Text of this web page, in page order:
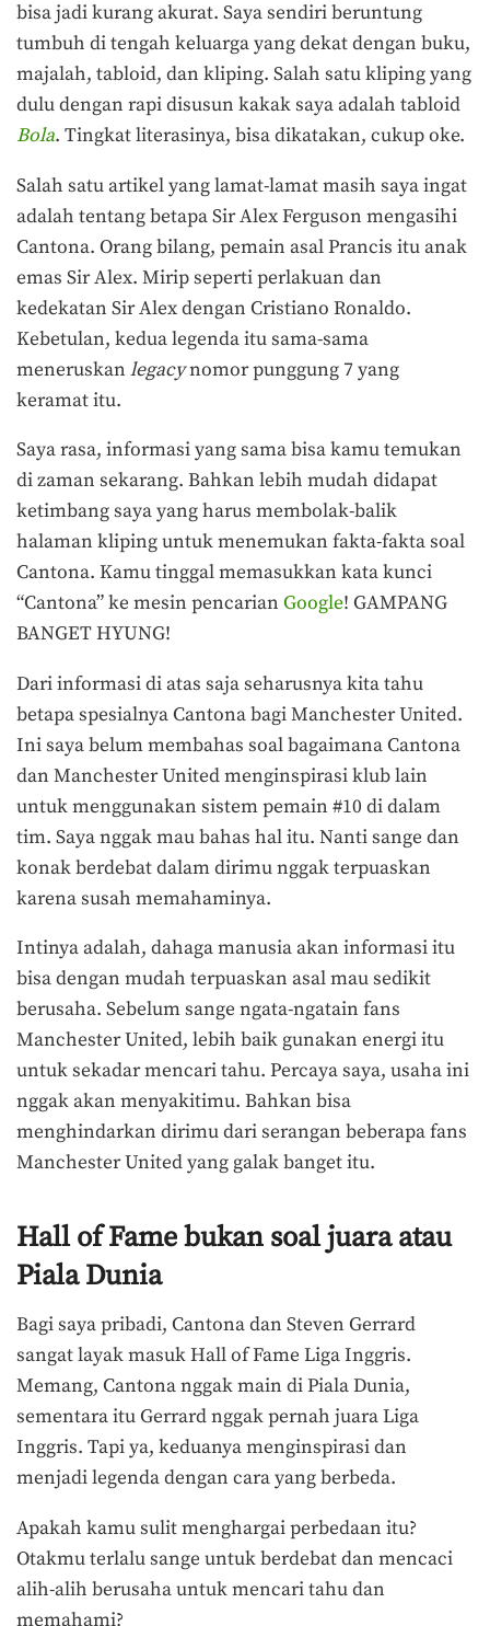
bisa jadi kurang akurat. Saya sendiri beruntung
tumbuh di tengah keluarga yang dekat dengan buku,
majalah, tabloid, dan kliping. Salah satu kliping yang
dulu dengan rapi disusun kakak saya adalah tabloid
Bola. Tingkat literasinya, bisa dikatakan, cukup oke.
Salah satu artikel yang lamat-lamat masih saya ingat
adalah tentang betapa Sir Alex Ferguson mengasihi
Cantona. Orang bilang, pemain asal Prancis itu anak
emas Sir Alex. Mirip seperti perlakuan dan
kedekatan Sir Alex dengan Cristiano Ronaldo.
Kebetulan, kedua legenda itu sama-sama
meneruskan legacynomor punggung 7 yang
keramat itu.
Saya rasa, informasi yang sama bisa kamu temukan
di zaman sekarang. Bahkan lebih mudah didapat
ketimbang saya yang harus membolak-balik
halaman kliping untuk menemukan fakta-fakta soal
Cantona. Kamu tinggal memasukkan kata kunci
“Cantona” ke mesin pencarian Google! GAMPANG
BANGET HYUNG!
Dari informasi di atas saja seharusnya kita tahu
betapa spesialnya Cantona bagi Manchester United.
Ini saya belum membahas soal bagaimana Cantona
dan Manchester United menginspirasi klub lain
untuk menggunakan sistem pemain #10 di dalam
tim. Saya nggak mau bahas hal itu. Nanti sange dan
konak berdebat dalam dirimu nggak terpuaskan
karena susah memahaminya.
Intinya adalah, dahaga manusia akan informasi itu
bisa dengan mudah terpuaskan asal mau sedikit
berusaha. Sebelum sange ngata-ngatain fans
Manchester United, lebih baik gunakan energi itu
untuk sekadar mencari tahu. Percaya saya, usaha ini
nggak akan menyakitimu. Bahkan bisa
menghindarkan dirimu dari serangan beberapa fans
Manchester United yang galak banget itu.
Hall of Fame bukan soal juara atau
Piala Dunia
Bagi saya pribadi, Cantona dan Steven Gerrard
sangat layak masuk Hall of Fame Liga Inggris.
Memang, Cantona nggak main di Piala Dunia,
sementara itu Gerrard nggak pernah juara Liga
Inggris. Tapi ya, keduanya menginspirasi dan
menjadi legenda dengan cara yang berbeda.
Apakah kamu sulit menghargai perbedaan itu?
Otakmu terlalu sange untuk berdebat dan mencaci
alih-alih berusaha untuk mencari tahu dan
memahami?